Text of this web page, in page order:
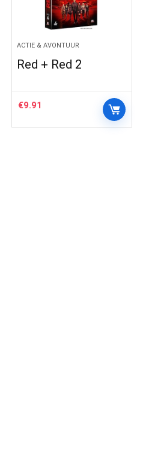
ACTIE & AVONTUUR
Red + Red 2
€9.91